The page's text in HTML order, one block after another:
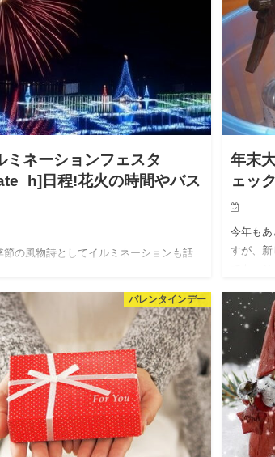
ミネーションフェスタ
日程!花火の時間やバス
節の風物詩としてイルミネーションも話
ョンフェスタについて調べてみました。
イベントは花火も人気です。 榛名湖イル
ェ…
年末
ェッ
今年も
すが、新
終わら
バレンタインデー